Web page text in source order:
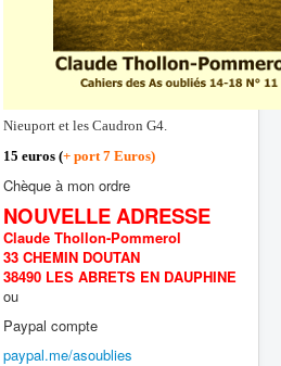
Nieuport et les Caudron G4.
15 euros (+ port 7 Euros)
Chèque à mon ordre
NOUVELLE ADRESSE
Claude Thollon-Pommerol
33 CHEMIN DOUTAN
38490 LES ABRETS EN DAUPHINE
ou
Paypal compte
paypal.me/asoublies